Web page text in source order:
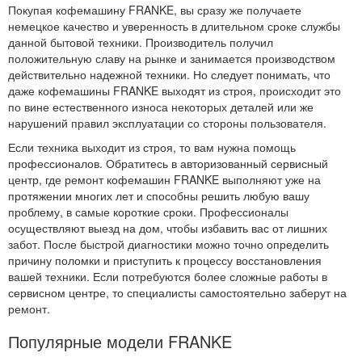
Покупая кофемашину FRANKE, вы сразу же получаете
немецкое качество и уверенность в длительном сроке службы
данной бытовой техники. Производитель получил
положительную славу на рынке и занимается производством
действительно надежной техники. Но следует понимать, что
даже кофемашины FRANKE выходят из строя, происходит это
по вине естественного износа некоторых деталей или же
нарушений правил эксплуатации со стороны пользователя.
Если техника выходит из строя, то вам нужна помощь
профессионалов. Обратитесь в авторизованный сервисный
центр, где ремонт кофемашин FRANKE выполняют уже на
протяжении многих лет и способны решить любую вашу
проблему, в самые короткие сроки. Профессионалы
осуществляют выезд на дом, чтобы избавить вас от лишних
забот. После быстрой диагностики можно точно определить
причину поломки и приступить к процессу восстановления
вашей техники. Если потребуются более сложные работы в
сервисном центре, то специалисты самостоятельно заберут на
ремонт.
Популярные модели FRANKE